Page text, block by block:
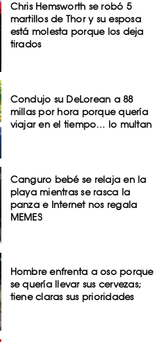
Chris Hemsworth se robó 5
martillos de Thor y su esposa
está molesta porque los deja
tirados
Condujo su DeLorean a 88
millas por hora porque quería
viajar en el tiempo… lo multan
Canguro bebé se relaja en la
playa mientras se rasca la
panza e Internet nos regala
MEMES
Hombre enfrenta a oso porque
se quería llevar sus cervezas;
tiene claras sus prioridades